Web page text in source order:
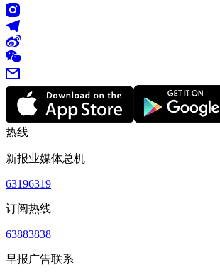
热线
新报业媒体总机
63196319
订阅热线
63883838
早报广告联系